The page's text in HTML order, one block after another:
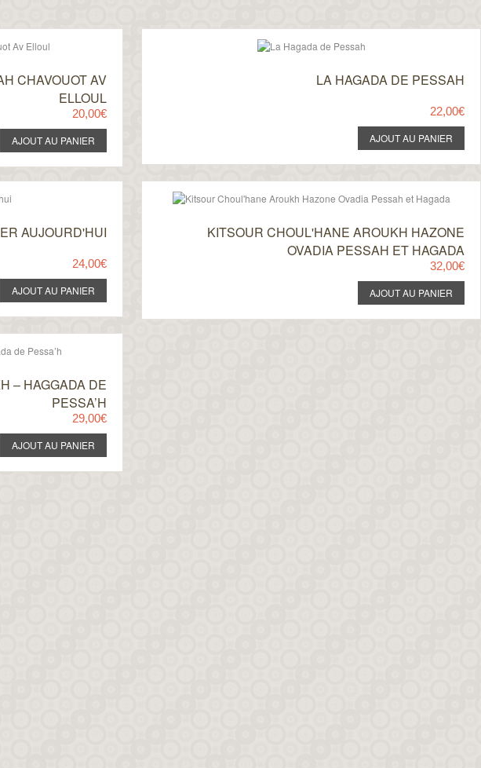
CHAVOUOT AV
ELLOUL
20,00€
LA HAGADA DE PESSAH
22,00€
AUJOURD'HUI
24,00€
KITSOUR CHOUL'HANE AROUKH HAZONE
OVADIA PESSAH ET HAGADA
32,00€
– HAGGADA DE
PESSA’H
29,00€